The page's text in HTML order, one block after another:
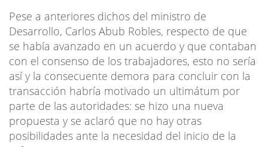
Pese a anteriores dichos del ministro de
Desarrollo, Carlos Abub Robles, respecto de que
se había avanzado en un acuerdo y que contaban
con el consenso de los trabajadores, esto no sería
así y la consecuente demora para concluir con la
transacción habría motivado un ultimátum por
parte de las autoridades: se hizo una nueva
propuesta y se aclaró que no hay otras
posibilidades ante la necesidad del inicio de la